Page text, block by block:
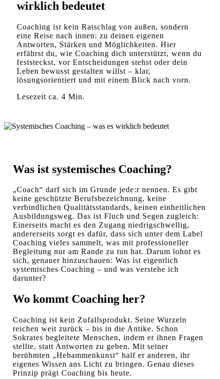
wirklich bedeutet
Coaching ist kein Ratschlag von außen, sondern
eine Reise nach innen: zu deinen eigenen
Antworten, Stärken und Möglichkeiten. Hier
erfährst du, wie Coaching dich unterstützt, wenn du
feststeckst, vor Entscheidungen stehst oder dein
Leben bewusst gestalten willst – klar,
lösungsorientiert und mit einem Blick nach vorn.
Lesezeit ca. 4 Min.
Was ist systemisches Coaching?
„Coach“ darf sich im Grunde jede:r nennen. Es gibt
keine geschützte Berufsbezeichnung, keine
verbindlichen Qualitätsstandards, keinen einheitlichen
Ausbildungsweg. Das ist Fluch und Segen zugleich:
Einerseits macht es den Zugang niedrigschwellig,
andererseits sorgt es dafür, dass sich unter dem Label
Coaching vieles sammelt, was mit professioneller
Begleitung nur am Rande zu tun hat. Darum lohnt es
sich, genauer hinzuschauen: Was ist eigentlich
systemisches Coaching – und was verstehe ich
darunter?
Wo kommt Coaching her?
Coaching ist kein Zufallsprodukt. Seine Wurzeln
reichen weit zurück – bis in die Antike. Schon
Sokrates begleitete Menschen, indem er ihnen Fragen
stellte, statt Antworten zu geben. Mit seiner
berühmten „Hebammenkunst“ half er anderen, ihr
eigenes Wissen ans Licht zu bringen. Genau dieses
Prinzip prägt Coaching bis heute.